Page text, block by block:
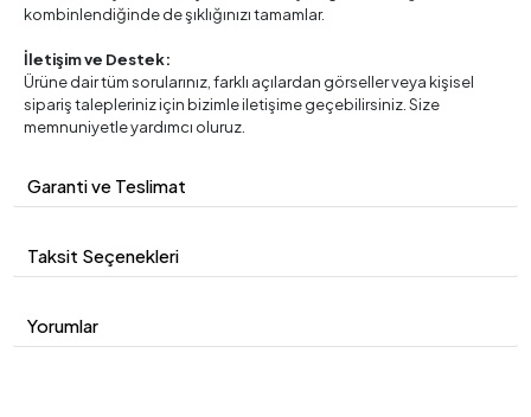
kombinlendiğinde de şıklığınızı tamamlar.
İletişim ve Destek:
Ürüne dair tüm sorularınız, farklı açılardan görseller veya kişisel
sipariş talepleriniz için bizimle iletişime geçebilirsiniz. Size
memnuniyetle yardımcı oluruz.
Garanti ve Teslimat
Taksit Seçenekleri
Yorumlar